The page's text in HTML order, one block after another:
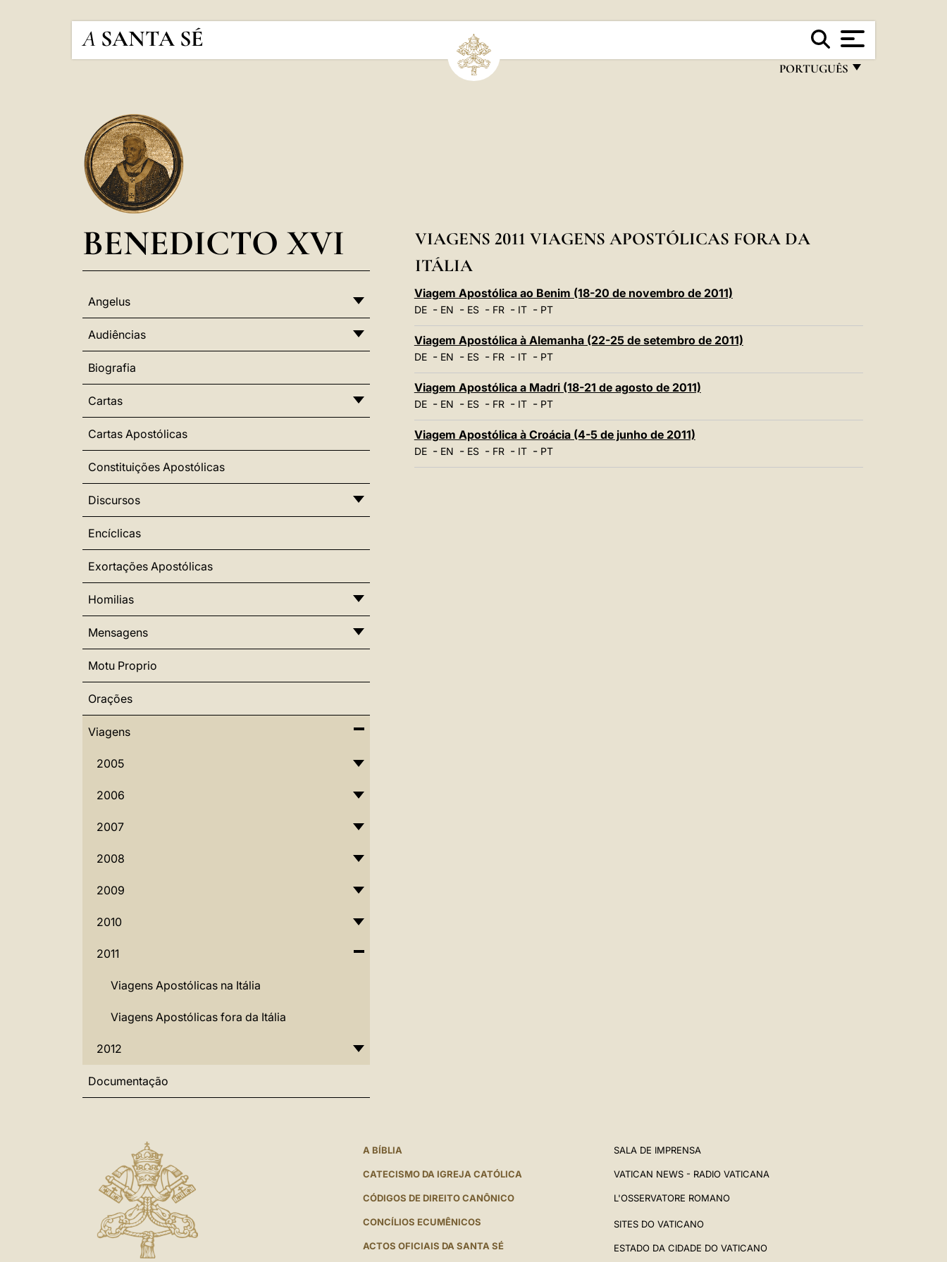
A SANTA SÉ
PORTUGUÊS
DEUTSCH
BENEDICTO XVI
Angelus
Audiências
Biografia
Cartas
Cartas Apostólicas
Constituições Apostólicas
Discursos
Encíclicas
Exortações Apostólicas
Homilias
Mensagens
Motu Proprio
Orações
Viagens
2005
2006
2007
2008
2009
2010
2011
Viagens Apostólicas na Itália
Viagens Apostólicas fora da Itália
2012
Documentação
VIAGENS 2011 VIAGENS APOSTÓLICAS FORA DA
ITÁLIA
Viagem Apostólica ao Benim (18-20 de novembro de 2011)
DE- EN - ES- FR- IT- PT
Viagem Apostólica à Alemanha (22-25 de setembro de 2011)
DE- EN - ES- FR- IT- PT
Viagem Apostólica a Madri (18-21 de agosto de 2011)
DE- EN - ES- FR- IT- PT
Viagem Apostólica à Croácia (4-5 de junho de 2011)
DE- EN - ES- FR- IT- PT
A BÍBLIA
CATECISMO DA IGREJA CATÓLICA
CÓDIGOS DE DIREITO CANÔNICO
CONCÍLIOS ECUMÊNICOS
ACTOS OFICIAIS DA SANTA SÉ
SALA DE IMPRENSA
VATICAN NEWS - RADIO VATICANA
L'OSSERVATORE ROMANO
SITES DO VATICANO
ESTADO DA CIDADE DO VATICANO